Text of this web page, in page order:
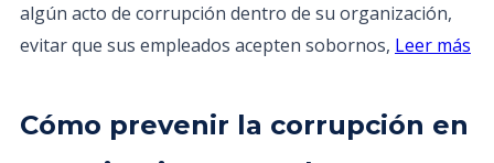
algún acto de corrupción dentro de su organización,
evitar que sus empleados acepten sobornos, Leer más
Cómo prevenir la corrupción en